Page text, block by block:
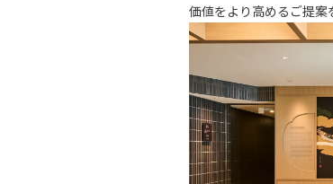
価値をより高めるご提案